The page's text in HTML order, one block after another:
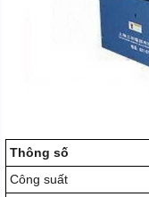
Thông số
Công suất